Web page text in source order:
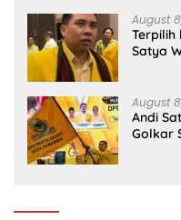
August
Terpilih
Satya
August
Andi
Golkar